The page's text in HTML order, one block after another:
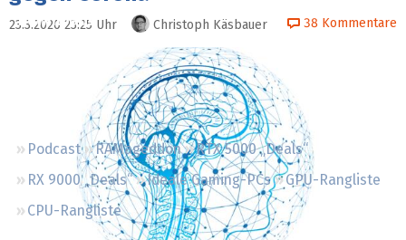
Downloads
Podcast RAMageddon
RTX 5000 „Deals“
RX 9000 „Deals“
Ideale Gaming-PCs
GPU-Rangliste
CPU-Rangliste
23.3.2020 23:25 Uhr Christoph Käsbauer 38 Kommentare